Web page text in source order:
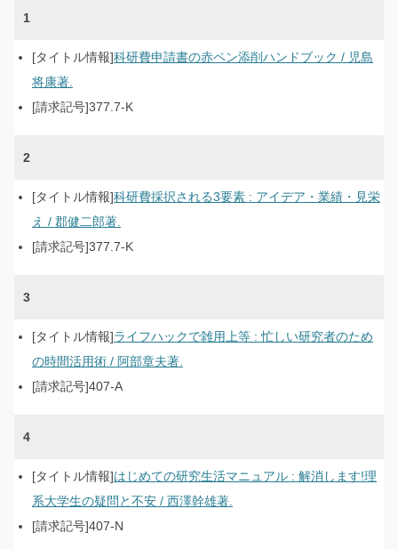
1
科研費申請書の赤ペン添削ハンドブック / 児島
将康著.
377.7-K
2
科研費採択される3要素 : アイデア・業績・見栄
え / 郡健二郎著.
377.7-K
3
ライフハックで雑用上等 : 忙しい研究者のため
の時間活用術 / 阿部章夫著.
407-A
4
はじめての研究生活マニュアル : 解消します!理
系大学生の疑問と不安 / 西澤幹雄著.
407-N